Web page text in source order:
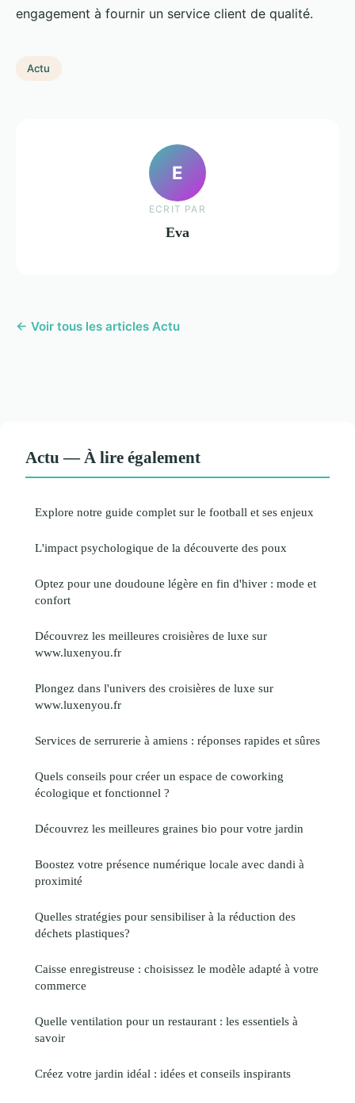
engagement à fournir un service client de qualité.
Actu
E
ECRIT PAR
Eva
← Voir tous les articles Actu
Actu — À lire également
Explore notre guide complet sur le football et ses enjeux
L'impact psychologique de la découverte des poux
Optez pour une doudoune légère en fin d'hiver : mode et
confort
Découvrez les meilleures croisières de luxe sur
www.luxenyou.fr
Plongez dans l'univers des croisières de luxe sur
www.luxenyou.fr
Services de serrurerie à amiens : réponses rapides et sûres
Quels conseils pour créer un espace de coworking
écologique et fonctionnel ?
Découvrez les meilleures graines bio pour votre jardin
Boostez votre présence numérique locale avec dandi à
proximité
Quelles stratégies pour sensibiliser à la réduction des
déchets plastiques?
Caisse enregistreuse : choisissez le modèle adapté à votre
commerce
Quelle ventilation pour un restaurant : les essentiels à
savoir
Créez votre jardin idéal : idées et conseils inspirants